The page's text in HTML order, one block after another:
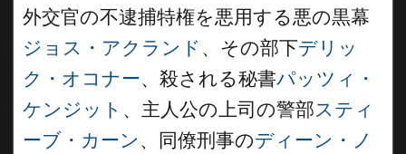
外交官の不逮捕特権を悪用する悪の黒幕
ジョス・アクランド 、その部下デリッ
ク・オコナー、殺される秘書パッツィ・
ケンジット 、主人公の上司の警部スティ
ーブ・カーン 、同僚刑事のディーン・ノ